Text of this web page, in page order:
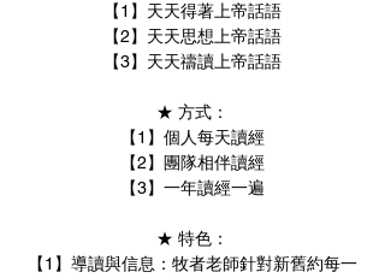
【1】天天得著上帝話語
【2】天天思想上帝話語
【3】天天禱讀上帝話語
★ 方式：
【1】個人每天讀經
【2】團隊相伴讀經
【3】一年讀經一遍
★ 特色：
【1】導讀與信息：牧者老師針對新舊約每一